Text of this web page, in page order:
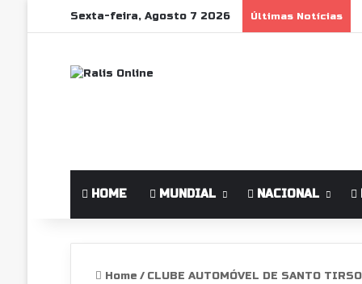
Sexta-feira, Agosto 7 2026 Últimas Notícias
HOME MUNDIAL NACIONAL
Home / CLUBE AUTOMÓVEL DE SANTO TIRSO